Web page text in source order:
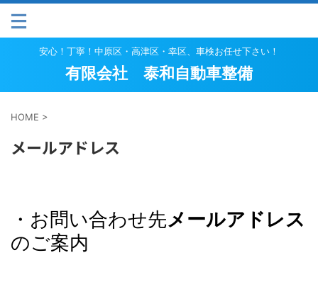
安心！丁寧！中原区・高津区・幸区、車検お任せ下さい！
有限会社 泰和自動車整備
HOME >
メールアドレス
・お問い合わせ先メールアドレス
のご案内